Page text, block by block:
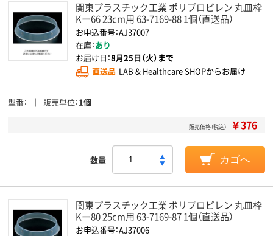
関東プラスチック工業 ポリプロピレン 丸皿枠
Kー66 23cm用 63-7169-88 1個（直送品）
お申込番号：AJ37007
在庫：あり
お届け日：8月25日（火）まで
直送品 LAB & Healthcare SHOPからお届け
型番 販売単位 1個
販売価格（税込） ￥376
数量 カゴへ
関東プラスチック工業 ポリプロピレン 丸皿枠
Kー80 25cm用 63-7169-87 1個（直送品）
お申込番号：AJ37006